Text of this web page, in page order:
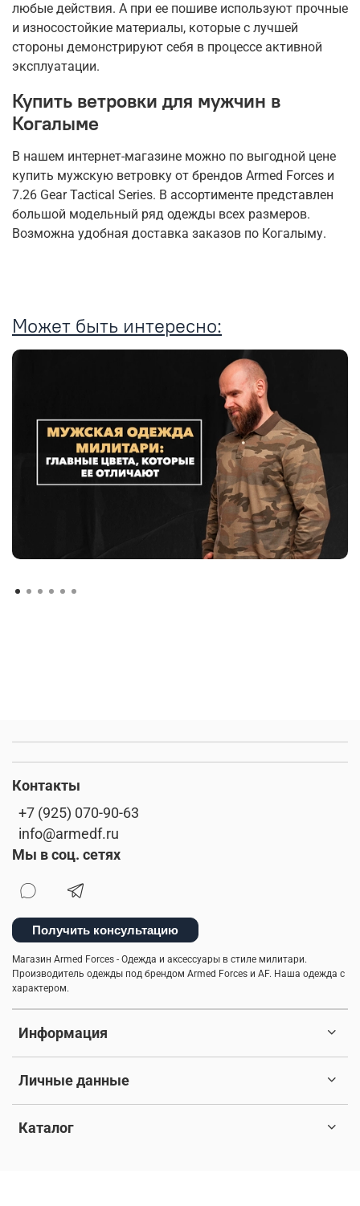
любые действия. А при ее пошиве используют прочные
и износостойкие материалы, которые с лучшей
стороны демонстрируют себя в процессе активной
эксплуатации.
Купить ветровки для мужчин в
Когалыме
В нашем интернет-магазине можно по выгодной цене
купить мужскую ветровку от брендов Armed Forces и
7.26 Gear Tactical Series. В ассортименте представлен
большой модельный ряд одежды всех размеров.
Возможна удобная доставка заказов по Когалыму.
Может быть интересно:
Информация
Личные данные
Каталог
Контакты
+7 (925) 070-90-63
info@armedf.ru
Мы в соц. сетях
Получить консультацию
Магазин Armed Forces - Одежда и аксессуары в стиле милитари.
Производитель одежды под брендом Armed Forces и AF. Наша одежда с
характером.